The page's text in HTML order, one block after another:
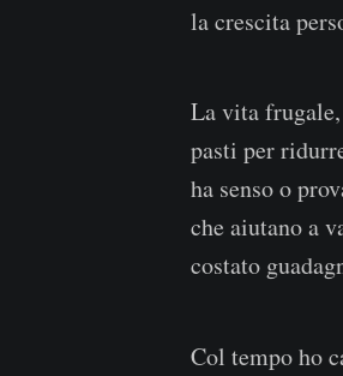
la crescita
La vita
pasti per
ha senso o
che aiutano a
costato
Col tempo ho